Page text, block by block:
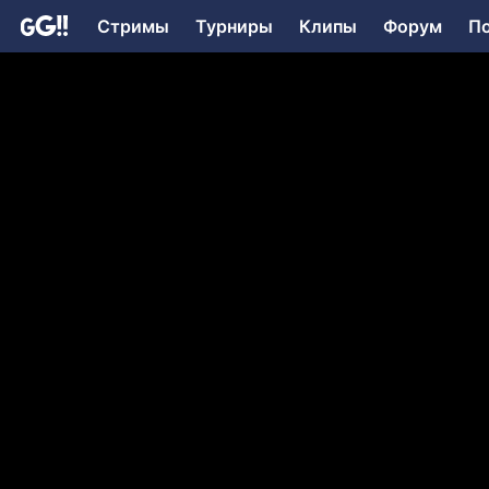
Стримы Турниры Клипы Форум